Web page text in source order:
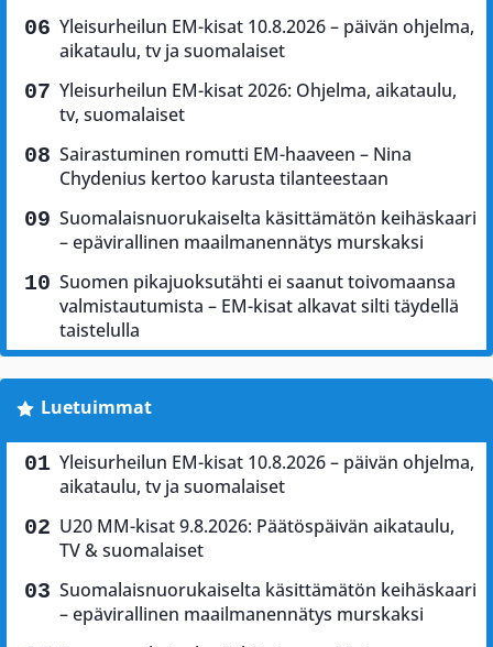
Yleisurheilun EM-kisat 10.8.2026 – päivän ohjelma,
aikataulu, tv ja suomalaiset
Yleisurheilun EM-kisat 2026: Ohjelma, aikataulu,
tv, suomalaiset
Sairastuminen romutti EM-haaveen – Nina
Chydenius kertoo karusta tilanteestaan
Suomalaisnuorukaiselta käsittämätön keihäskaari
– epävirallinen maailmanennätys murskaksi
Suomen pikajuoksutähti ei saanut toivomaansa
valmistautumista – EM-kisat alkavat silti täydellä
taistelulla
Luetuimmat
Yleisurheilun EM-kisat 10.8.2026 – päivän ohjelma,
aikataulu, tv ja suomalaiset
U20 MM-kisat 9.8.2026: Päätöspäivän aikataulu,
TV & suomalaiset
Suomalaisnuorukaiselta käsittämätön keihäskaari
– epävirallinen maailmanennätys murskaksi